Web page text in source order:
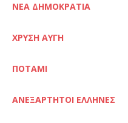
ΝΕΑ ΔΗΜΟΚΡΑΤΙΑ
ΧΡΥΣΗ ΑΥΓΗ
ΠΟΤΑΜΙ
ΑΝΕΞΑΡΤΗΤΟΙ ΕΛΛΗΝΕΣ